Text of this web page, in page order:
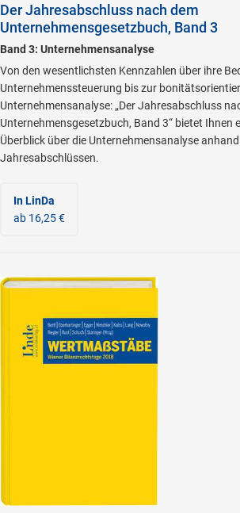
Der Jahresabschluss nach dem
Unternehmensgesetzbuch, Band 3
Band 3: Unternehmensanalyse
Von den wesentlichsten Kennzahlen über ihre
Unternehmenssteuerung bis zur
Unternehmensanalyse: „Der Jahresabschluss
Unternehmensgesetzbuch, Band 3“ bietet Ihnen
Überblick über die Unternehmensanalyse
Jahresabschlüssen.
In LinDa
ab 16,25 €